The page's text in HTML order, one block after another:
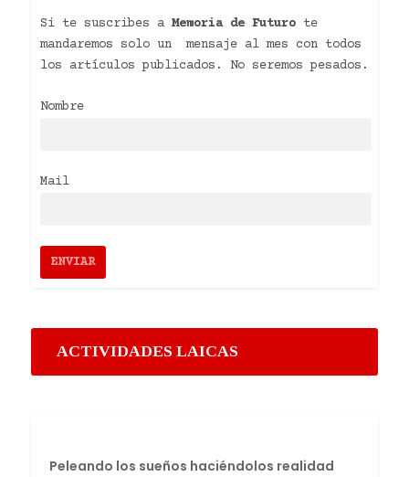
Si te suscribes a Memoria de Futurote
mandaremos solo un mensaje al mes con todos
los artículos publicados. No seremos pesados.
Nombre
Mail
ACTIVIDADES LAICAS
Peleando los sueños haciéndolos realidad